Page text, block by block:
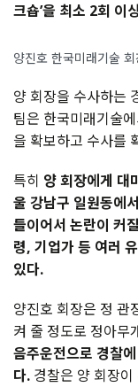
크숍’을 최소 2회 이
양진호 한국미래기술 회
양 회장을 수사하는
팀은 한국미래기술
을 확보하고 수사를
특히 양회장에게 대
울 강남구 일원동에서
들이어서 논란이 커질
령, 기업가 등 여러
있다.
양진호 회장은 정 관
켜 줄 정도로 정아무
음주운전으로 경찰에
다. 경찰은 양 회장이